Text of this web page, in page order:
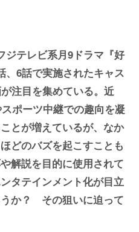
テレビ系月9ドラマ『好
、6話で実施されたキャス
注目を集めている。近
ポーツ中継での趣向を凝
とが増えているが、なか
どのバズを起こすことも
解説を目的に使用されて
タテインメント化が目立
か？ その狙いに迫って